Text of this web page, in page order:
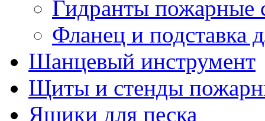
Гидранты пожарные
Фланец и подставка
Шанцевый инструмент
Щиты и стенды
Ящики для песка